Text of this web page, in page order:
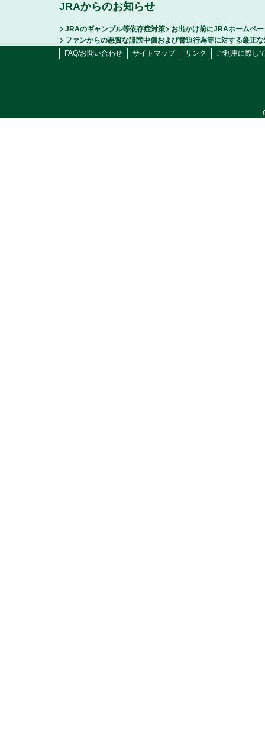
JRAからのお知らせ
JRAのギャンブル等依存症対策
お出かけ前にJRAホームペ
ファンからの悪質な誹謗中傷および脅迫行為等に対する厳正
FAQ/お問い合わせ
サイトマップ リンク ご利用に際し